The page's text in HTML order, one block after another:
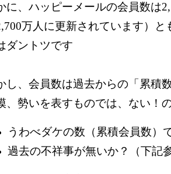
に、ハッピーメールの会員数は
万人に更新されています）と
ダントツです
し、会員数は過去からの「累積
、勢いを表すものでは、ない！
うわべダケの数（累積会員数）
過去の不祥事が無いか？（下記